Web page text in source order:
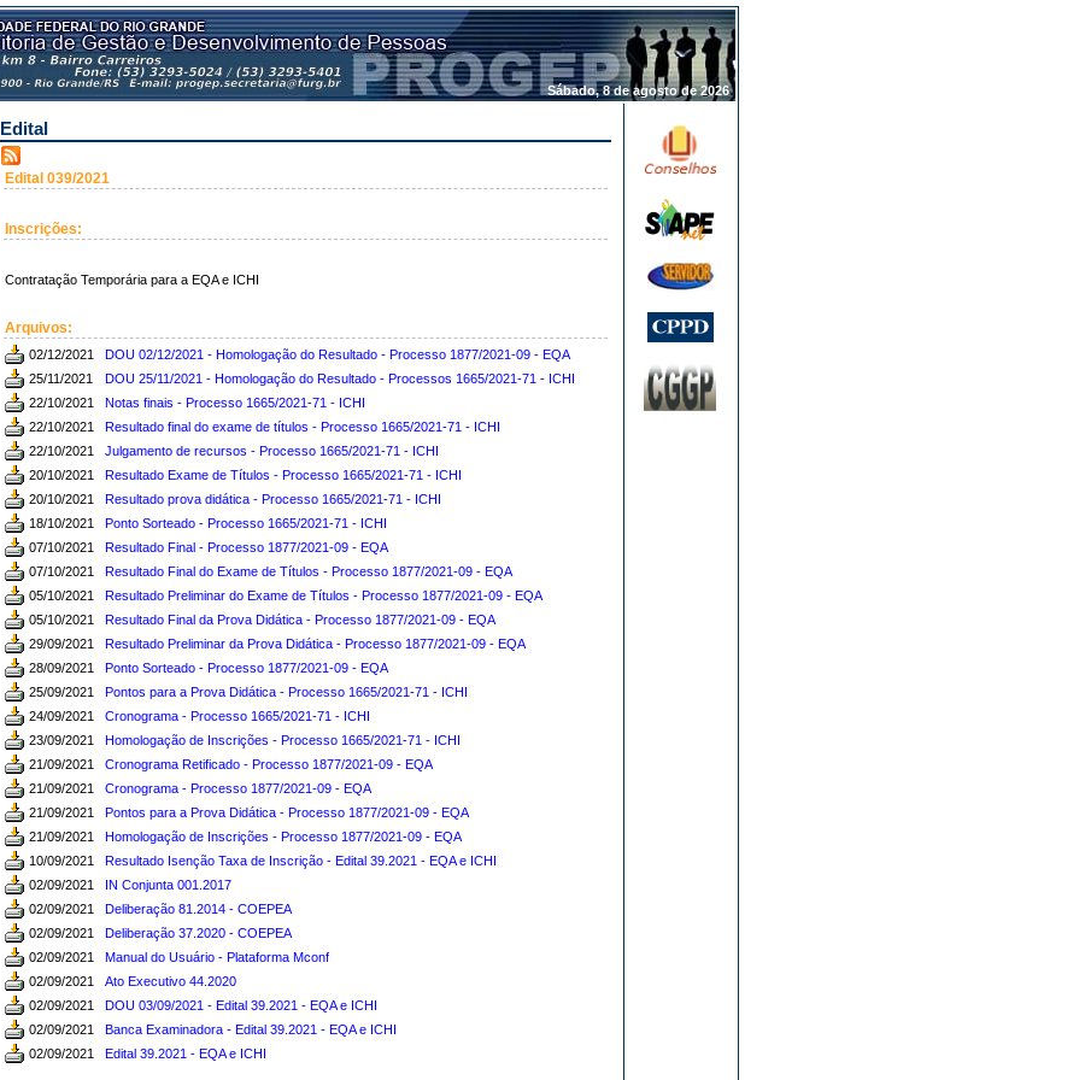
Sábado, 8 de agosto de 2026.
Edital
Edital 039/2021
Inscrições:
Contratação Temporária para a EQA e ICHI
Arquivos:
02/12/2021
DOU 02/12/2021 - Homologação do Resultado - Processo 1877/2021-09 - EQA
25/11/2021
DOU 25/11/2021 - Homologação do Resultado - Processos 1665/2021-71 - ICHI
22/10/2021
Notas finais - Processo 1665/2021-71 - ICHI
22/10/2021
Resultado final do exame de títulos - Processo 1665/2021-71 - ICHI
22/10/2021
Julgamento de recursos - Processo 1665/2021-71 - ICHI
20/10/2021
Resultado Exame de Títulos - Processo 1665/2021-71 - ICHI
20/10/2021
Resultado prova didática - Processo 1665/2021-71 - ICHI
18/10/2021
Ponto Sorteado - Processo 1665/2021-71 - ICHI
07/10/2021
Resultado Final - Processo 1877/2021-09 - EQA
07/10/2021
Resultado Final do Exame de Títulos - Processo 1877/2021-09 - EQA
05/10/2021
Resultado Preliminar do Exame de Títulos - Processo 1877/2021-09 - EQA
05/10/2021
Resultado Final da Prova Didática - Processo 1877/2021-09 - EQA
29/09/2021
Resultado Preliminar da Prova Didática - Processo 1877/2021-09 - EQA
28/09/2021
Ponto Sorteado - Processo 1877/2021-09 - EQA
25/09/2021
Pontos para a Prova Didática - Processo 1665/2021-71 - ICHI
24/09/2021
Cronograma - Processo 1665/2021-71 - ICHI
23/09/2021
Homologação de Inscrições - Processo 1665/2021-71 - ICHI
21/09/2021
Cronograma Retificado - Processo 1877/2021-09 - EQA
21/09/2021
Cronograma - Processo 1877/2021-09 - EQA
21/09/2021
Pontos para a Prova Didática - Processo 1877/2021-09 - EQA
21/09/2021
Homologação de Inscrições - Processo 1877/2021-09 - EQA
10/09/2021
Resultado Isenção Taxa de Inscrição - Edital 39.2021 - EQA e ICHI
02/09/2021
IN Conjunta 001.2017
02/09/2021
Deliberação 81.2014 - COEPEA
02/09/2021
Deliberação 37.2020 - COEPEA
02/09/2021
Manual do Usuário - Plataforma Mconf
02/09/2021
Ato Executivo 44.2020
02/09/2021
DOU 03/09/2021 - Edital 39.2021 - EQA e ICHI
02/09/2021
Banca Examinadora - Edital 39.2021 - EQA e ICHI
02/09/2021
Edital 39.2021 - EQA e ICHI